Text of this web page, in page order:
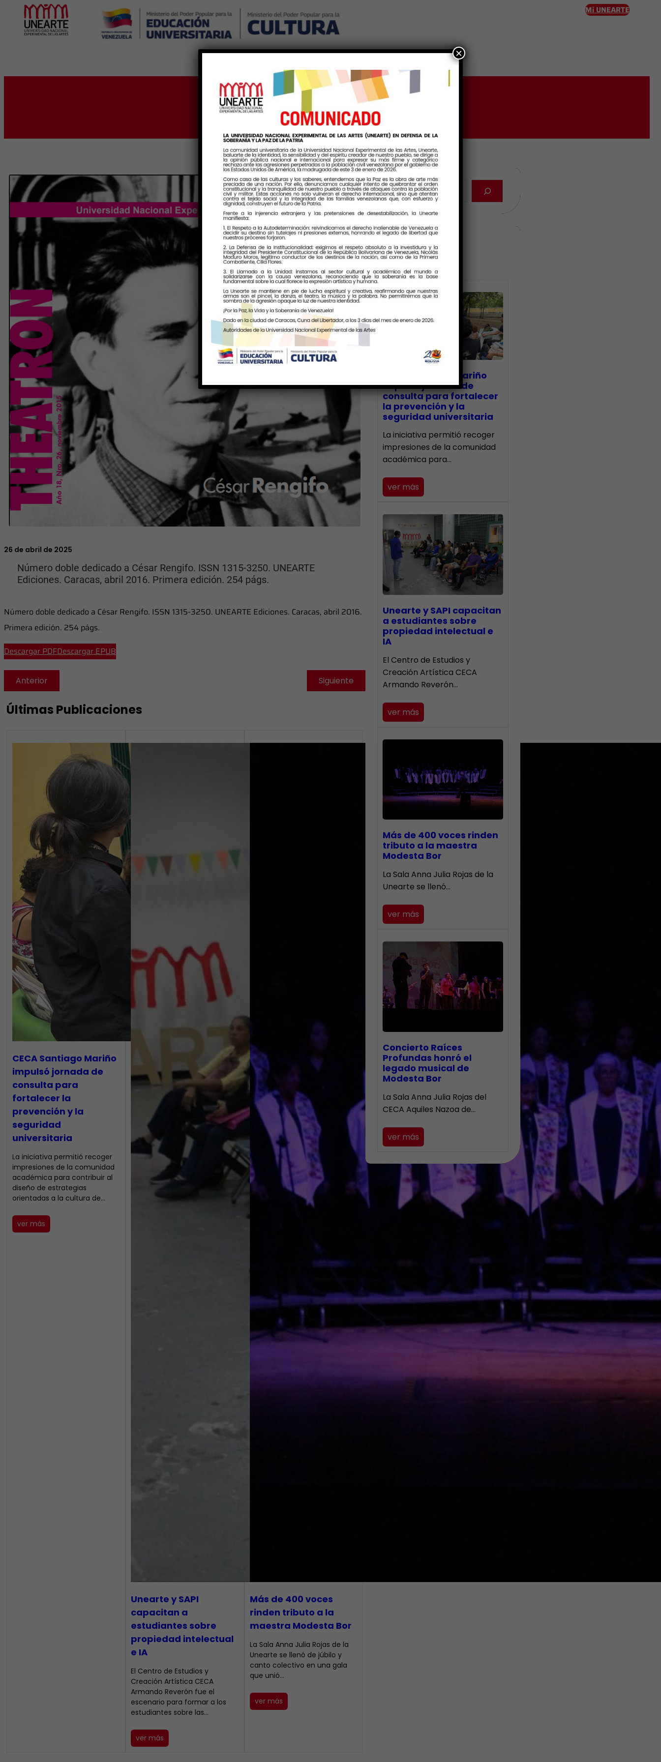
Mi UNEARTE
Ingreso
Teatrón no 26. Año 18
26 de abril de 2025
Número doble dedicado a César Rengifo. ISSN 1315-3250. UNEARTE
Ediciones. Caracas, abril 2016. Primera edición. 254 págs.
Número doble dedicado a César Rengifo. ISSN 1315-3250. UNEARTE Ediciones. Caracas, abril 2016.
Primera edición. 254 págs.
Descargar PDFDescargar EPUB
Anterior Siguiente
Últimas Publicaciones
CECA Santiago Mariño
impulsó jornada de
consulta para
fortalecer la
prevención y la
seguridad
universitaria
La iniciativa permitió recoger
impresiones de la comunidad
académica para contribuir al
diseño de estrategias
orientadas a la cultura de…
ver más
Unearte y SAPI
capacitan a
estudiantes sobre
propiedad intelectual
e IA
El Centro de Estudios y
Creación Artística CECA
Armando Reverón fue el
escenario para formar a los
estudiantes sobre las…
ver más
Más de 400 voces
rinden tributo a la
maestra Modesta Bor
​La Sala Anna Julia Rojas de la
Unearte se llenó de júbilo y
canto colectivo en una gala
que unió…
ver más
Últimas Noticias
CECA Santiago Mariño
impulsó jornada de
consulta para fortalecer
la prevención y la
seguridad universitaria
La iniciativa permitió recoger
impresiones de la comunidad
académica para…
ver más
Unearte y SAPI capacitan
a estudiantes sobre
propiedad intelectual e
IA
El Centro de Estudios y
Creación Artística CECA
Armando Reverón…
ver más
Más de 400 voces rinden
tributo a la maestra
Modesta Bor
​La Sala Anna Julia Rojas de la
Unearte se llenó…
ver más
​Concierto Raíces
Profundas honró el
legado musical de
Modesta Bor
La Sala Anna Julia Rojas del
CECA Aquiles Nazoa de…
ver más
×